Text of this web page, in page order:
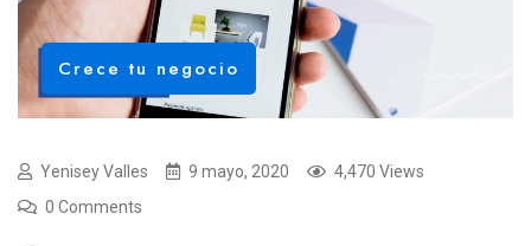
Crece tu negocio
Yenisey Valles 9 mayo, 2020
4,470 Views
0 Comments